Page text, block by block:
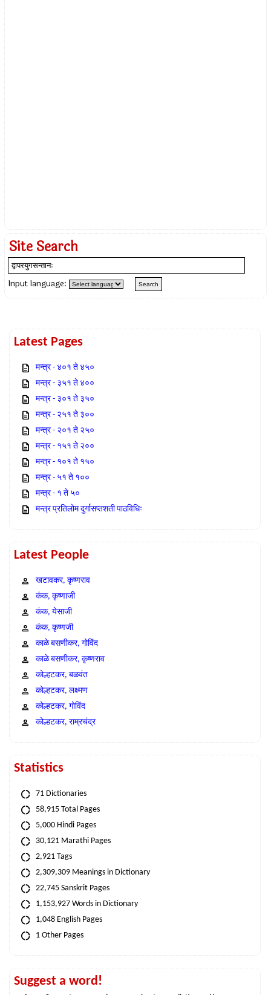
Site Search
Input language:
Latest Pages
मन्त्र - ४०१ ते ४५०
मन्त्र - ३५१ ते ४००
मन्त्र - ३०१ ते ३५०
मन्त्र - २५१ ते ३००
मन्त्र - २०१ ते २५०
मन्त्र - १५१ ते २००
मन्त्र - १०१ ते १५०
मन्त्र - ५१ ते १००
मन्त्र - १ ते ५०
मन्त्र प्रतिलोम दुर्गासप्तशती पाठविधिः
Latest People
खटावकर, कृष्णराव
कंक, कृष्णाजी
कंक, येसाजी
कंक, कृष्णजी
काळे बसणीकर, गोविंद
काळे बसणीकर, कृष्णराव
कोल्हटकर, बळवंत
कोल्हटकर, लक्ष्मण
कोल्हटकर, गोविंद
कोल्हटकर, राम्रचंद्र
Statistics
71 Dictionaries
58,915 Total Pages
5,000 Hindi Pages
30,121 Marathi Pages
2,921 Tags
2,309,309 Meanings in Dictionary
22,745 Sanskrit Pages
1,153,927 Words in Dictionary
1,048 English Pages
1 Other Pages
Suggest a word!